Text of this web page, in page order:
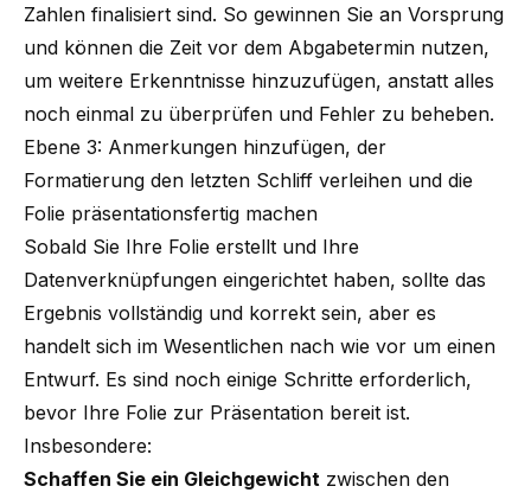
Zahlen finalisiert sind. So gewinnen Sie an Vorsprung
und können die Zeit vor dem Abgabetermin nutzen,
um weitere Erkenntnisse hinzuzufügen, anstatt alles
noch einmal zu überprüfen und Fehler zu beheben.
Ebene 3: Anmerkungen hinzufügen, der
Formatierung den letzten Schliff verleihen und die
Folie präsentationsfertig machen
Sobald Sie Ihre Folie erstellt und Ihre
Datenverknüpfungen eingerichtet haben, sollte das
Ergebnis vollständig und korrekt sein, aber es
handelt sich im Wesentlichen nach wie vor um einen
Entwurf. Es sind noch einige Schritte erforderlich,
bevor Ihre Folie zur Präsentation bereit ist.
Insbesondere:
Schaffen Sie ein Gleichgewicht zwischen den